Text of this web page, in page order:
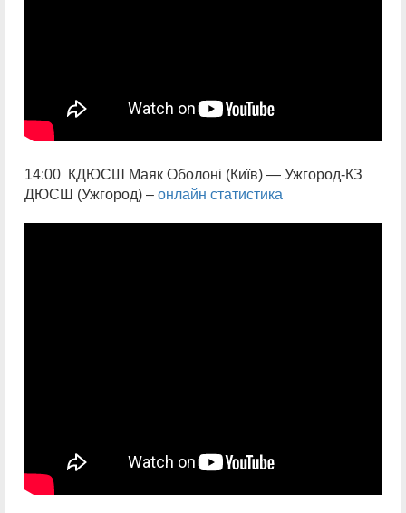
14:00 КДЮСШ Маяк Оболоні (Київ) — Ужгород-КЗ
ДЮСШ (Ужгород) – онлайн статистика